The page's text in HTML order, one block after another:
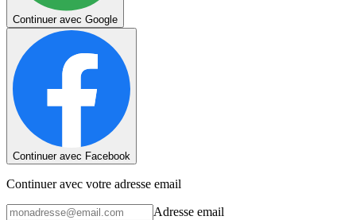
Continuer avec Google
Continuer avec Facebook
Continuer avec votre adresse email
Adresse email